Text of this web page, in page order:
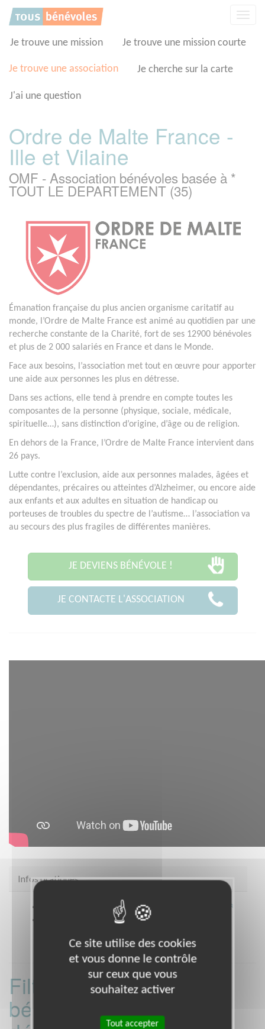
Je trouve une mission Je trouve une mission courte
Je trouve une association Je cherche sur la carte
J'ai une question
Ordre de Malte France -
Ille et Vilaine
OMF - Association bénévoles basée à *
TOUT LE DEPARTEMENT (35)
Émanation française du plus ancien organisme caritatif au
monde, l’Ordre de Malte France est animé au quotidien par une
recherche constante de la Charité, fort de ses 12900 bénévoles
et plus de 2 000 salariés en France et dans le Monde.
Face aux besoins, l’association met tout en œuvre pour apporter
une aide aux personnes les plus en détresse.
Dans ses actions, elle tend à prendre en compte toutes les
composantes de la personne (physique, sociale, médicale,
spirituelle…), sans distinction d’origine, d’âge ou de religion.
En dehors de la France, l’Ordre de Malte France intervient dans
26 pays.
Lutte contre l’exclusion, aide aux personnes malades, âgées et
dépendantes, précaires ou atteintes d’Alzheimer, ou encore aide
aux enfants et aux adultes en situation de handicap ou
porteuses de troubles du spectre de l’autisme… l’association va
au secours des plus fragiles de différentes manières.
JE DEVIENS BÉNÉVOLE !
JE CONTACTE L'ASSOCIATION
Infos pratiques
https://www.ordredemaltefrance.org/
* TOUT LE DEPARTEMENT (35)
Filtrer les missions
bénévoles par
Panneau de gestion des cookies
Ce site utilise des cookies
et vous donne le contrôle
sur ceux que vous
souhaitez activer
Tout accepter